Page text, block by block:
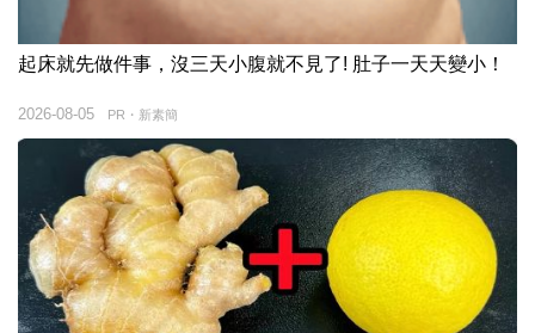
起床就先做件事，沒三天小腹就不見了! 肚子一天天變小！
PR・新素簡
2026-08-05